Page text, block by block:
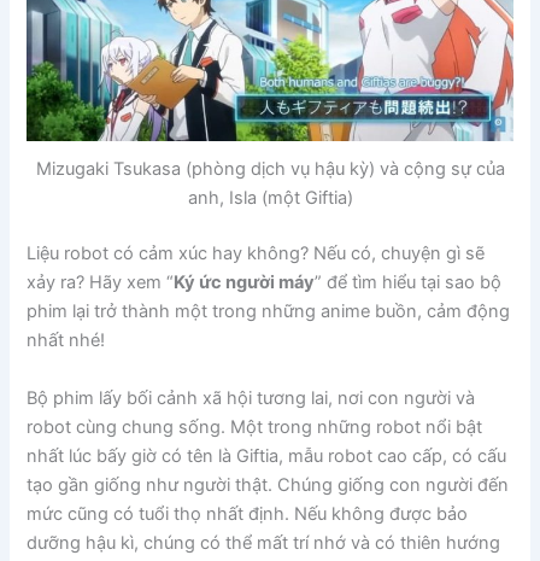
Mizugaki Tsukasa (phòng dịch vụ hậu kỳ) và cộng sự của
anh, Isla (một Giftia)
Liệu robot có cảm xúc hay không? Nếu có, chuyện gì sẽ
xảy ra? Hãy xem “Ký ức người máy” để tìm hiểu tại sao bộ
phim lại trở thành một trong những anime buồn, cảm động
nhất nhé!
Bộ phim lấy bối cảnh xã hội tương lai, nơi con người và
robot cùng chung sống. Một trong những robot nổi bật
nhất lúc bấy giờ có tên là Giftia, mẫu robot cao cấp, có cấu
tạo gần giống như người thật. Chúng giống con người đến
mức cũng có tuổi thọ nhất định. Nếu không được bảo
dưỡng hậu kì, chúng có thể mất trí nhớ và có thiên hướng